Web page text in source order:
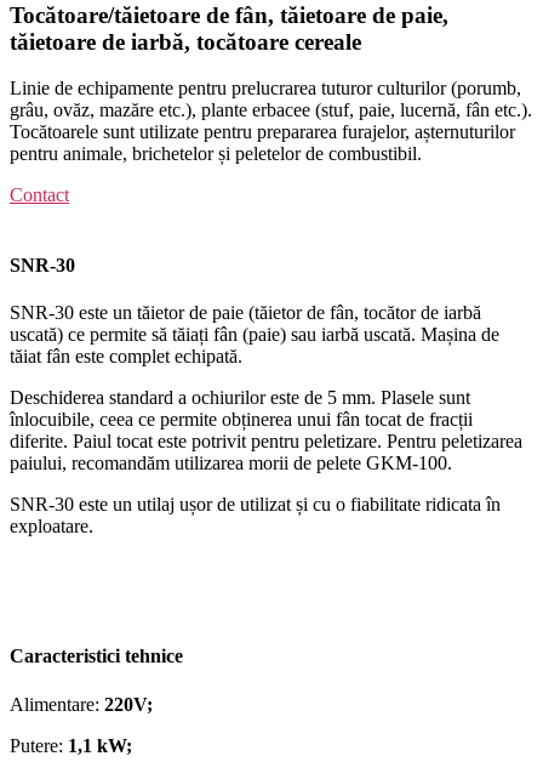
Tocătoare/tăietoare de fân, tăietoare de paie,
tăietoare de iarbă, tocătoare cereale
Linie de echipamente pentru prelucrarea tuturor culturilor (porumb,
grâu, ovăz, mazăre etc.), plante erbacee (stuf, paie, lucernă, fân etc.).
Tocătoarele sunt utilizate pentru prepararea furajelor, așternuturilor
pentru animale, brichetelor și peletelor de combustibil.
Contact
SNR-30
SNR-30 este un tăietor de paie (tăietor de fân, tocător de iarbă
uscată) ce permite să tăiați fân (paie) sau iarbă uscată. Mașina de
tăiat fân este complet echipată.
Deschiderea standard a ochiurilor este de 5 mm. Plasele sunt
înlocuibile, ceea ce permite obținerea unui fân tocat de fracții
diferite. Paiul tocat este potrivit pentru peletizare. Pentru peletizarea
paiului, recomandăm utilizarea morii de pelete GKM-100.
SNR-30 este un utilaj ușor de utilizat și cu o fiabilitate ridicata în
exploatare.
Caracteristici tehnice
Alimentare: 220V;
Putere: 1,1 kW;